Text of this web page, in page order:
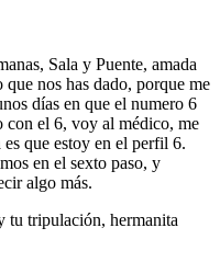
Sala y Puente, amada
nos has dado, porque me
días en que el numero 6
con el 6, voy al médico, me
que estoy en el perfil 6.
en el sexto paso, y
algo más.
tu tripulación, hermanita